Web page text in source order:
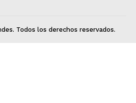
Todos los derechos reservados.